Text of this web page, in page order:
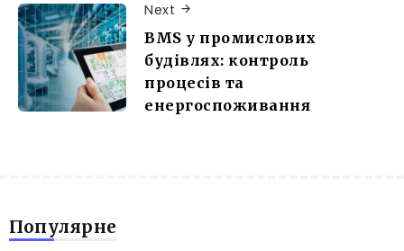
Next
BMS у промислових
будівлях: контроль
процесів та
енергоспоживання
Популярне